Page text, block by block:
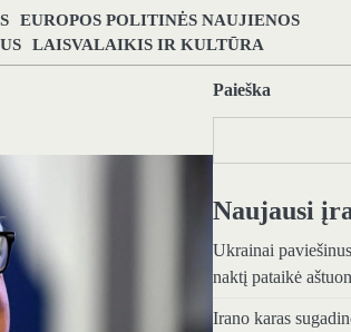
EUROPOS POLITINĖS NAUJIENOS
LAISVALAIKIS IR KULTŪRA
Paieška
Naujausi
Ukrainai
naktį pataikė
Irano karas